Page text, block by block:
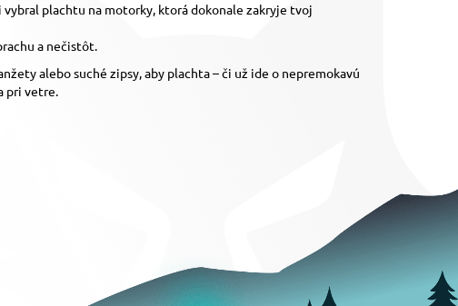
vybral plachtu na motorky, ktorá dokonale zakryje tvoj
a nečistôt.
alebo suché zipsy, aby plachta – či už ide o nepremokavú
pri vetre.